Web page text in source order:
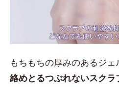
もちもちの厚みのあるジェ
絡めとるつぶれないスクラ